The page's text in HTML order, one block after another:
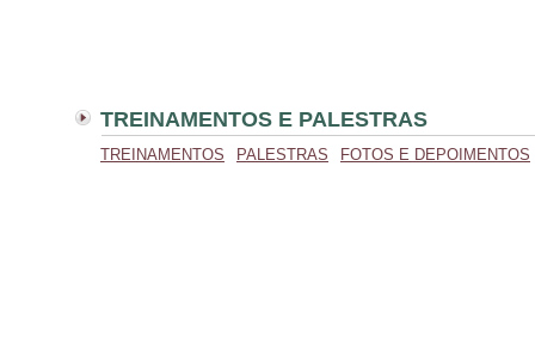
TREINAMENTOS E PALESTRAS
TREINAMENTOS PALESTRAS FOTOS E DEPOIMENTOS